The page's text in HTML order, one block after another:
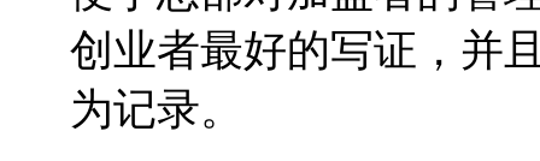
创业者最好的写证，并
为记录。